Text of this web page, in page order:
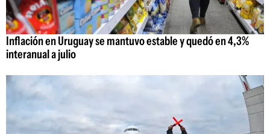
Inflación en Uruguay se mantuvo estable y quedó en 4,3%
interanual a julio